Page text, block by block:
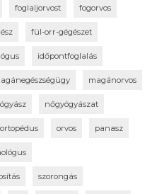
foglaljorvost fogorvos
fül-orr-gégészet
időpontfoglalás
magánorvos
nőgyógyászat
ortopédus orvos panasz
szorongás